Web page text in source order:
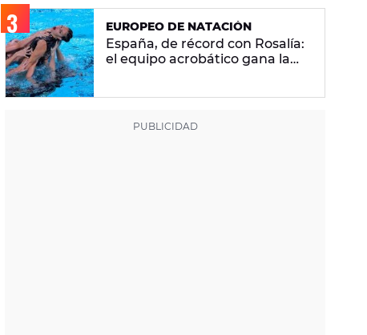
EUROPEO DE NATACIÓN
España, de récord con Rosalía:
el equipo acrobático gana la